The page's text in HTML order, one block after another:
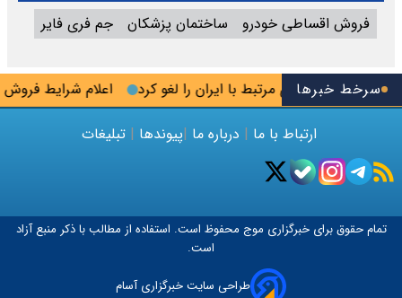
سرخط خبرها اعلام شرایط فروش از تحریم‌های مرتبط با ایران را لغو کرد
فروش اقساطی خودرو
ساختمان پزشکان جم فری فایر
ارتباط با ما | درباره ما |پیوندها | تبلیغات
تمام حقوق برای خبرگزاری موج محفوظ است. استفاده از مطالب با ذکر منبع آزاد
است.
طراحی سایت خبرگزاری آسام